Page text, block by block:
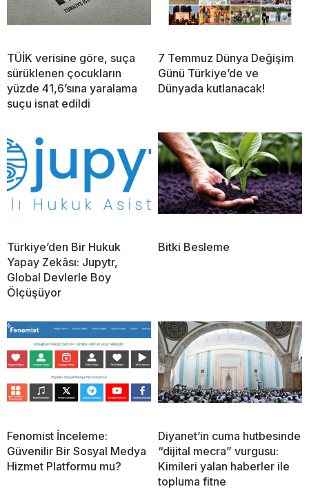
TÜİK verisine göre, suça
sürüklenen çocukların
yüzde 41,6’sına yaralama
suçu isnat edildi
7 Temmuz Dünya Değişim
Günü Türkiye’de ve
Dünyada kutlanacak!
Türkiye’den Bir Hukuk
Yapay Zekâsı: Jupytr,
Global Devlerle Boy
Ölçüşüyor
Bitki Besleme
Fenomist İnceleme:
Güvenilir Bir Sosyal Medya
Hizmet Platformu mu?
Diyanet’in cuma hutbesinde
“dijital mecra” vurgusu:
Kimileri yalan haberler ile
topluma fitne